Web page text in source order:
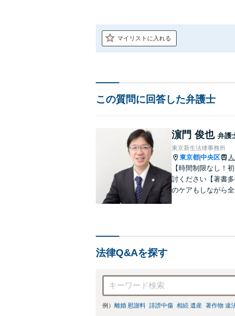
マイリストに入れる
この質問に回答した弁護士
濵門 俊也 弁護
東京新生法律事務所
東京都 中央区
【時間制限なし！
討ください【著書
のケアもしながら
法律Q&Aを探す
例） 離婚 慰謝料 誹謗中傷 相続 遺産 著作物 違